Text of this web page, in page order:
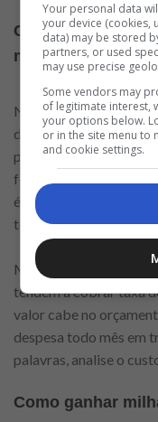
Como escolher o
milhas?
Não escolha um
de milhagem. Esta
procura, mas lembre-
ferramenta de
é o que fará você
tem sua vantagem.
Mais uma coisa!
tendem a cobrar taxa
valor cabe no
despesa todo mês em
palavras, analise o
Como ganhar
Your personal data
your device (cookies,
data) may be stored
partners, or used
may use precise
Some vendors may
of legitimate interest,
your options below.
or in the site menu to
and cookie settings.